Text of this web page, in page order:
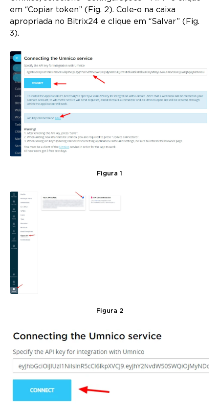
em “Copiar token” (Fig. 2). Cole-o na caixa
apropriada no Bitrix24 e clique em “Salvar” (Fig.
3).
Figura 1
Figura 2